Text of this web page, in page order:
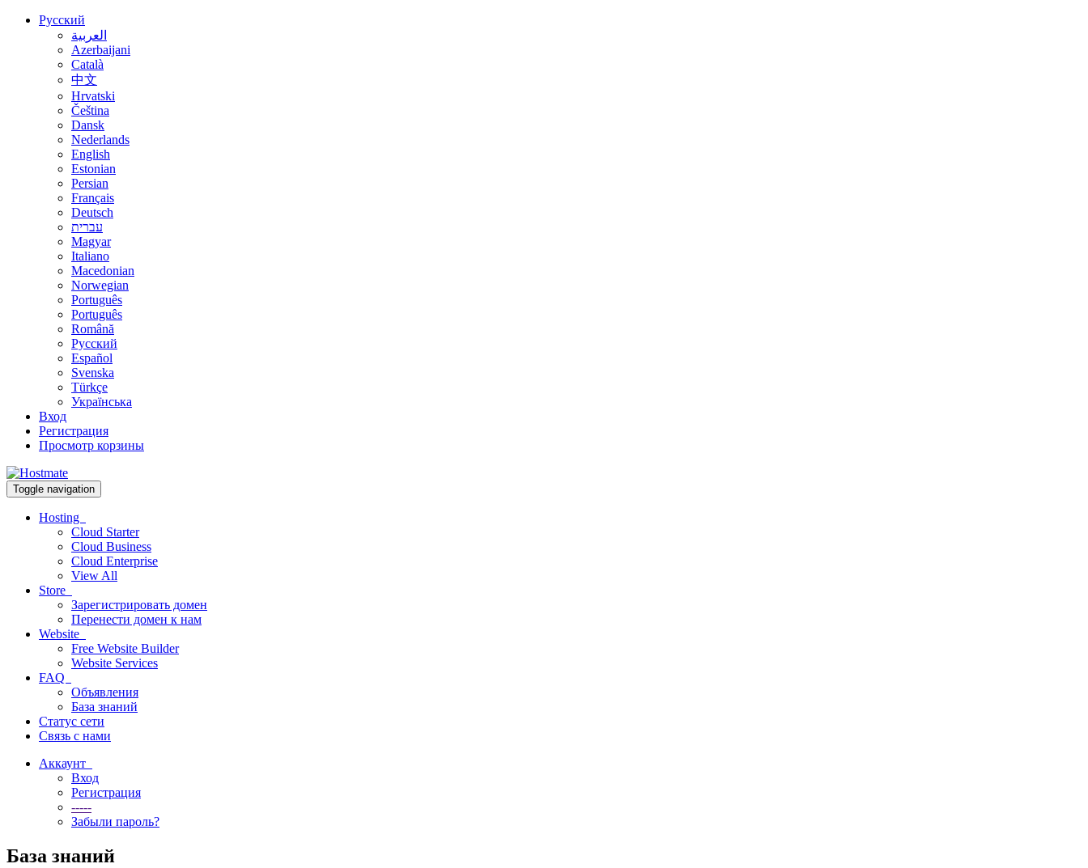
Русский
العربية
Azerbaijani
Català
中文
Hrvatski
Čeština
Dansk
Nederlands
English
Estonian
Persian
Français
Deutsch
עברית
Magyar
Italiano
Macedonian
Norwegian
Português
Português
Română
Русский
Español
Svenska
Türkçe
Українська
Вход
Регистрация
Просмотр корзины
Toggle navigation
Hosting
Cloud Starter
Cloud Business
Cloud Enterprise
View All
Store
Зарегистрировать домен
Перенести домен к нам
Website
Free Website Builder
Website Services
FAQ
Объявления
База знаний
Статус сети
Связь с нами
Аккаунт
Вход
Регистрация
-----
Забыли пароль?
База знаний